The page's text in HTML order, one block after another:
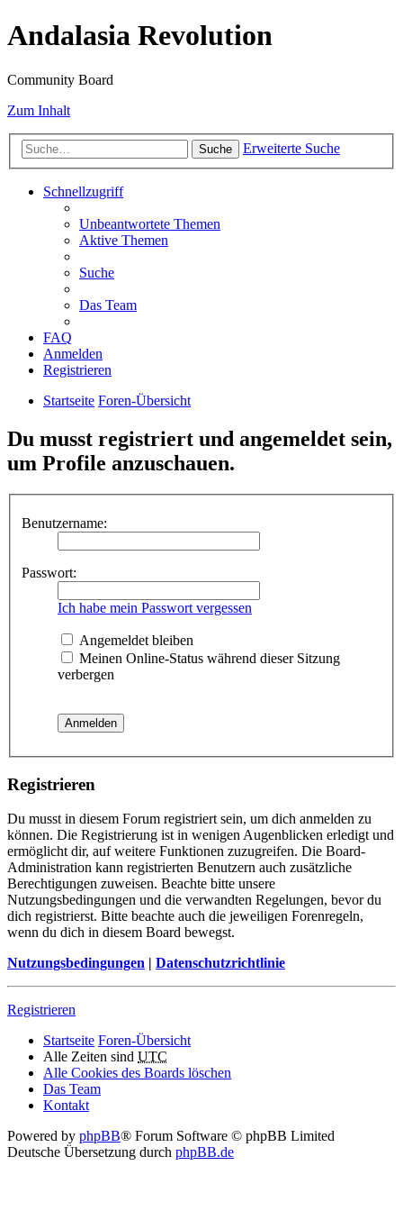
Andalasia Revolution
Community Board
Zum Inhalt
Suche Erweiterte Suche
Schnellzugriff
Unbeantwortete Themen
Aktive Themen
Suche
Das Team
FAQ
Anmelden
Registrieren
Startseite Foren-Übersicht
Du musst registriert und angemeldet sein,
um Profile anzuschauen.
Benutzername:
Passwort:
Ich habe mein Passwort vergessen
Angemeldet bleiben
Meinen Online-Status während dieser Sitzung
verbergen
Registrieren
Du musst in diesem Forum registriert sein, um dich anmelden zu
können. Die Registrierung ist in wenigen Augenblicken erledigt und
ermöglicht dir, auf weitere Funktionen zuzugreifen. Die Board-
Administration kann registrierten Benutzern auch zusätzliche
Berechtigungen zuweisen. Beachte bitte unsere
Nutzungsbedingungen und die verwandten Regelungen, bevor du
dich registrierst. Bitte beachte auch die jeweiligen Forenregeln,
wenn du dich in diesem Board bewegst.
Nutzungsbedingungen | Datenschutzrichtlinie
Registrieren
Startseite Foren-Übersicht
Alle Zeiten sind UTC
Alle Cookies des Boards löschen
Das Team
Kontakt
Powered by phpBB® Forum Software © phpBB Limited
Deutsche Übersetzung durch phpBB.de